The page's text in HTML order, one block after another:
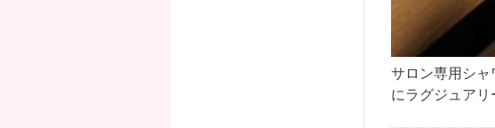
サロン専用シ
にラグジュアリ